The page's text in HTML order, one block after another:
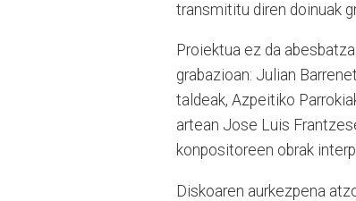
transmititu diren doinuak
Proiektua ez da
grabazioan: Julian
taldeak, Azpeitiko
artean Jose Luis
konpositoreen obrak
Diskoaren aurkezpena